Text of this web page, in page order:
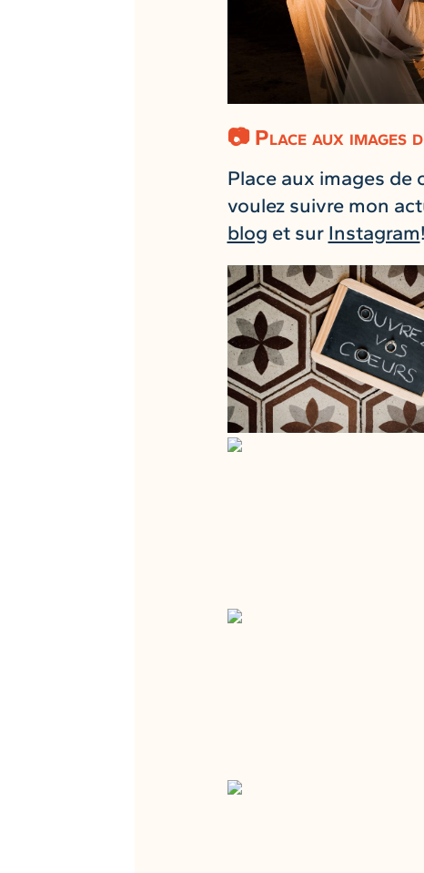
📷 Place aux images
Place aux images de
voulez suivre mon
blog et sur Instagram!